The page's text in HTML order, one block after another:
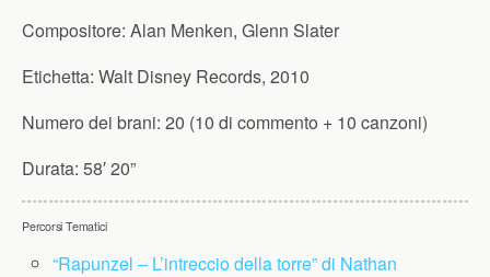
Compositore: Alan Menken, Glenn Slater
Etichetta: Walt Disney Records, 2010
Numero dei brani: 20 (10 di commento + 10 canzoni)
Durata: 58′ 20”
Percorsi Tematici
“Rapunzel – L’intreccio della torre” di Nathan